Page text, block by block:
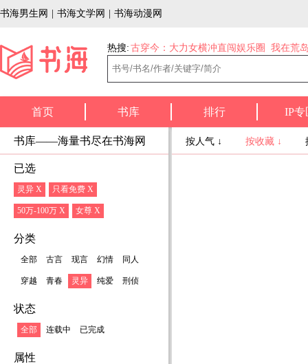
书海男生网 书海文学网 书海动漫网
热搜: 古穿今：大力女横冲直闯娱乐圈 我在荒
首页 书库 排行 IP专
书库——海量书尽在书海网
已选
灵异 X 只看免费 X
50万-100万 X 女尊 X
分类
全部 古言 现言 幻情 同人
穿越 青春 灵异 纯爱 刑侦
状态
全部 连载中 已完成
属性
按人气 ↓ 按收藏 ↓